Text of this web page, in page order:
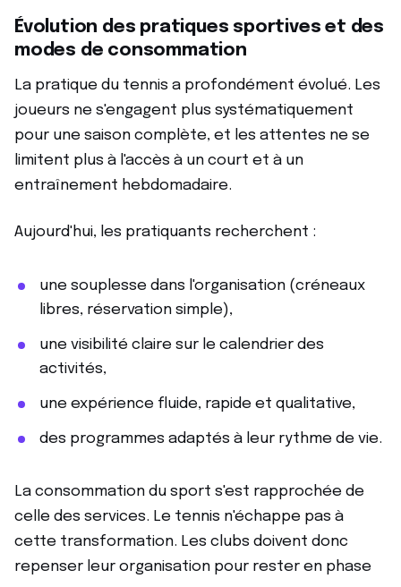
Évolution des pratiques sportives et des
modes de consommation
La pratique du tennis a profondément évolué. Les
joueurs ne s'engagent plus systématiquement
pour une saison complète, et les attentes ne se
limitent plus à l'accès à un court et à un
entraînement hebdomadaire.
Aujourd'hui, les pratiquants recherchent :
une souplesse dans l'organisation (créneaux
libres, réservation simple),
une visibilité claire sur le calendrier des
activités,
une expérience fluide, rapide et qualitative,
des programmes adaptés à leur rythme de vie.
La consommation du sport s'est rapprochée de
celle des services. Le tennis n'échappe pas à
cette transformation. Les clubs doivent donc
repenser leur organisation pour rester en phase